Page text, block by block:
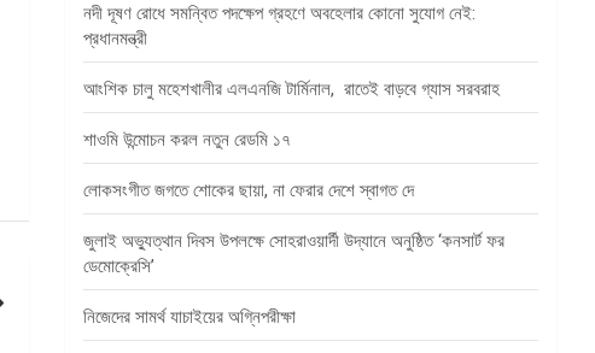
নদী দূষণ রোধে সমন্বিত পদক্ষেপ গ্রহণে অবহেলার কোনো সুযোগ নেই:
প্রধানমন্ত্রী
আংশিক চালু মহেশখালীর এলএনজি টার্মিনাল, রাতেই বাড়বে গ্যাস সরবরাহ
শাওমি উন্মোচন করল নতুন রেডমি ১৭
লোকসংগীত জগতে শোকের ছায়া, না ফেরার দেশে স্বাগত দে
জুলাই অভ্যুত্থান দিবস উপলক্ষে সোহরাওয়ার্দী উদ্যানে অনুষ্ঠিত ‘কনসার্ট ফর
ডেমোক্রেসি’
নিজেদের সামর্থ যাচাইয়ের অগ্নিপরীক্ষা